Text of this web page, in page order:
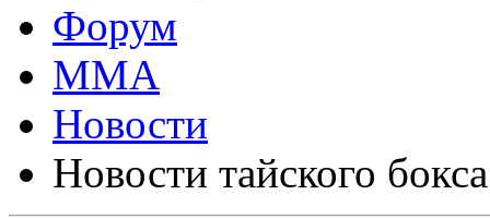
Форум
ММА
Новости
Новости тайского бокса